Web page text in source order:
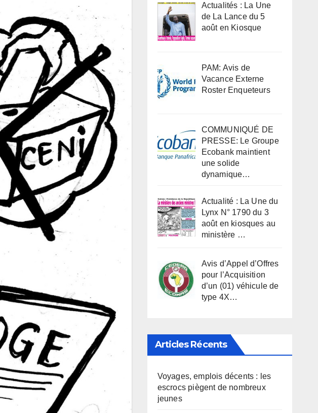
Actualités : La Une
de La Lance du 5
août en Kiosque
PAM: Avis de
Vacance Externe
Roster Enqueteurs
COMMUNIQUÉ DE
PRESSE: Le Groupe
Ecobank maintient
une solide
dynamique…
Actualité : La Une du
Lynx N° 1790 du 3
août en kiosques au
ministère …
Avis d’Appel d’Offres
pour l’Acquisition
d’un (01) véhicule de
type 4X…
Articles Récents
Voyages, emplois décents : les
escrocs piègent de nombreux
jeunes